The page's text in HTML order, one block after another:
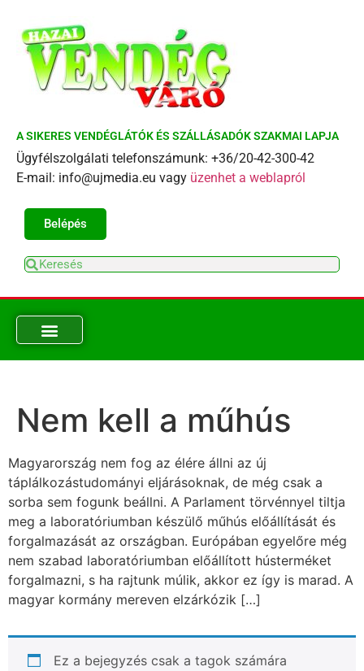
A SIKERES VENDÉGLÁTÓK ÉS SZÁLLÁSADÓK SZAKMAI LAPJA
Ügyfélszolgálati telefonszámunk: +36/20-42-300-42
E-mail: info@ujmedia.eu vagy üzenhet a weblapról
Belépés
Nem kell a műhús
Magyarország nem fog az élére állni az új
táplálkozástudományi eljárásoknak, de még csak a
sorba sem fogunk beállni. A Parlament törvénnyel tiltja
meg a laboratóriumban készülő műhús előállítását és
forgalmazását az országban. Európában egyelőre még
nem szabad laboratóriumban előállított hústerméket
forgalmazni, s ha rajtunk múlik, akkor ez így is marad. A
magyar kormány mereven elzárkózik […]
Ez a bejegyzés csak a tagok számára